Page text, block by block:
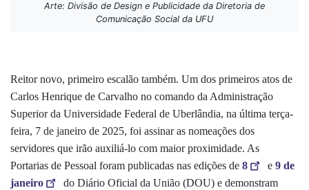
Arte: Divisão de Design e Publicidade da Diretoria de
Comunicação Social da UFU
Reitor novo, primeiro escalão também. Um dos primeiros atos de
Carlos Henrique de Carvalho no comando da Administração
Superior da Universidade Federal de Uberlândia, na última terça-
feira, 7 de janeiro de 2025, foi assinar as nomeações dos
servidores que irão auxiliá-lo com maior proximidade. As
Portarias de Pessoal foram publicadas nas edições de 8 e 9 de
janeiro
do Diário Oficial da União (DOU) e demonstram